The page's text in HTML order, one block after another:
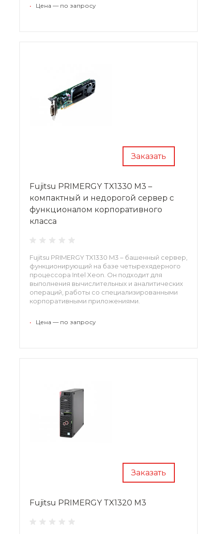
бесшумностью, а низкое потребление энергии
• Цена — по запросу
Заказать
Fujitsu PRIMERGY TX1330 M3 –
компактный и недорогой сервер с
функционалом корпоративного
класса
Fujitsu PRIMERGY TX1330 M3 – башенный сервер,
функционирующий на базе четырехядерного
процессора Intel Xeon. Он подходит для
выполнения вычислительных и аналитических
операций, работы со специализированными
корпоративными приложениями.
до 12 накопителей среднего форм-фактора.
• Цена — по запросу
Заказать
Fujitsu PRIMERGY TX1320 M3